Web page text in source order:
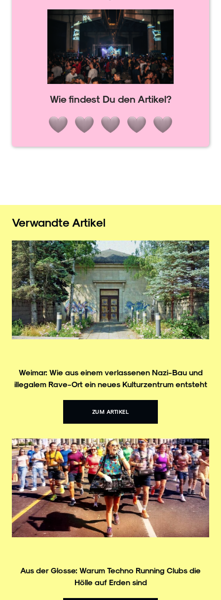
Wie findest Du den Artikel?
Verwandte Artikel
Weimar: Wie aus einem verlassenen Nazi-Bau und
illegalem Rave-Ort ein neues Kulturzentrum entsteht
ZUM ARTIKEL
Aus der Glosse: Warum Techno Running Clubs die
Hölle auf Erden sind